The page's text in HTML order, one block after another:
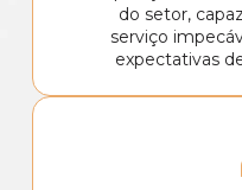
do setor,
serviço
expectativas